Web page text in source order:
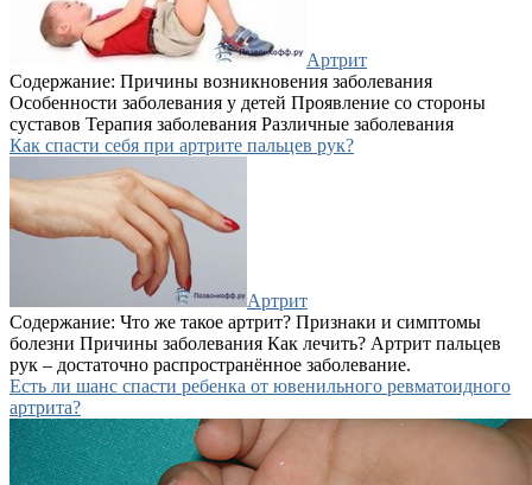
Артрит
Содержание: Причины возникновения заболевания
Особенности заболевания у детей Проявление со стороны
суставов Терапия заболевания Различные заболевания
Как спасти себя при артрите пальцев рук?
Артрит
Содержание: Что же такое артрит? Признаки и симптомы
болезни Причины заболевания Как лечить? Артрит пальцев
рук – достаточно распространённое заболевание.
Есть ли шанс спасти ребенка от ювенильного ревматоидного
артрита?